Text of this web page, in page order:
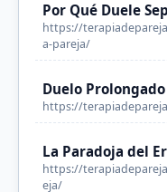
Por Qué Duele
https://
a-pareja/
Duelo
https://
La Paradoja del
https://
eja/